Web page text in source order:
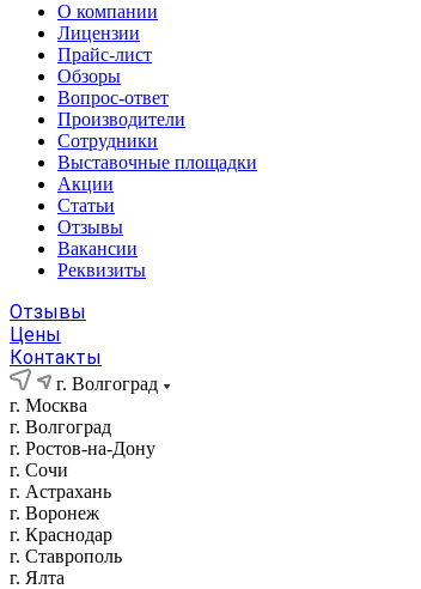
О компании
Лицензии
Прайс-лист
Обзоры
Вопрос-ответ
Производители
Сотрудники
Выставочные площадки
Акции
Статьи
Отзывы
Вакансии
Реквизиты
Отзывы
Цены
Контакты
г. Волгоград
г. Москва
г. Волгоград
г. Ростов-на-Дону
г. Сочи
г. Астрахань
г. Воронеж
г. Краснодар
г. Ставрополь
г. Ялта